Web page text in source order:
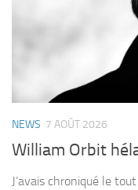
NEWS 7 AOÛT 2026
William Orbit
J’avais chroniqué le